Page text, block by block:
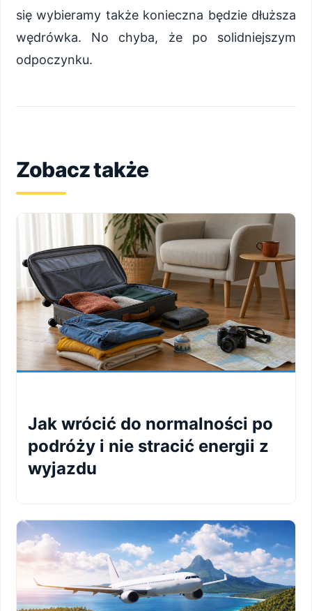
się wybieramy także konieczna będzie dłuższa
wędrówka. No chyba, że po solidniejszym
odpoczynku.
Zobacz także
Jak wrócić do normalności po
podróży i nie stracić energii z
wyjazdu